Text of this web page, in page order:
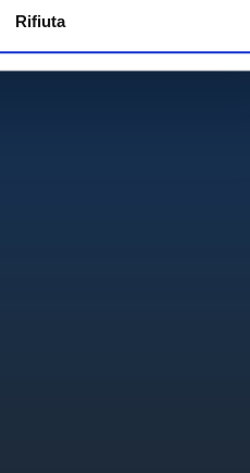
loro o che hanno raccolto
Rifiuta